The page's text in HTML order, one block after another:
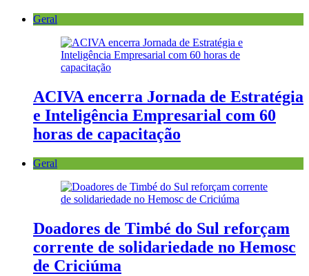
Geral
ACIVA encerra Jornada de Estratégia
e Inteligência Empresarial com 60
horas de capacitação
Geral
Doadores de Timbé do Sul reforçam
corrente de solidariedade no Hemosc
de Criciúma